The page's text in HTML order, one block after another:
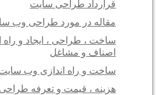
قرارداد طراحی سایت
مقاله در مورد طراحی وب
ساخت ، طراحی ، ایجاد و
اصناف و مشاغل
ساخت و راه اندازی وب
هزینه ، قیمت و تعرفه